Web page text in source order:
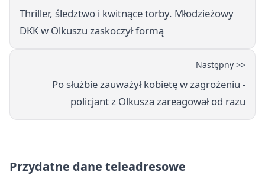
Thriller, śledztwo i kwitnące torby. Młodzieżowy
DKK w Olkuszu zaskoczył formą
Następny >>
Po służbie zauważył kobietę w zagrożeniu -
policjant z Olkusza zareagował od razu
Przydatne dane teleadresowe